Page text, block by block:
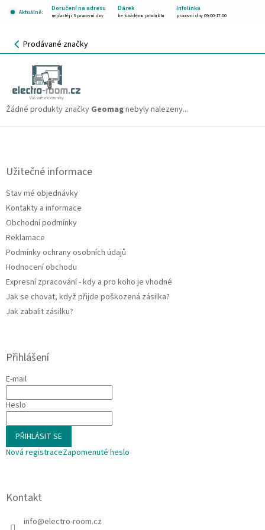
Aktuálně:
Doručení na adresu Dárek Infolinka
nejčastěji 3 pracovní dny ke každému produktu pracovní dny 09:00-17:00
NÁKUPNÍ
KOŠÍK
Prodávané značky
Geomag
Žádné produkty značky Geomagnebyly nalezeny...
Z
Užitečné informace
Stav mé objednávky
Kontakty a informace
Obchodní podmínky
Reklamace
Podmínky ochrany osobních údajů
Hodnocení obchodu
Expresní zpracování - kdy a pro koho je vhodné
Jak se chovat, když přijde poškozená zásilka?
Jak zabalit zásilku?
Přihlášení
E-mail
Heslo
PŘIHLÁSIT SE
Nová registraceZapomenuté heslo
Kontakt
info@electro-room.cz